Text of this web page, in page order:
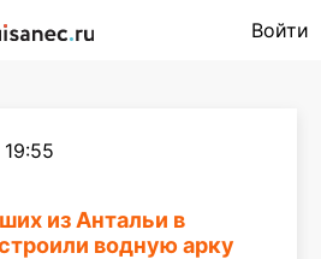
Войти
из Антальи в
водную арку